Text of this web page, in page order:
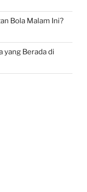
Bola Malam Ini?
yang Berada di